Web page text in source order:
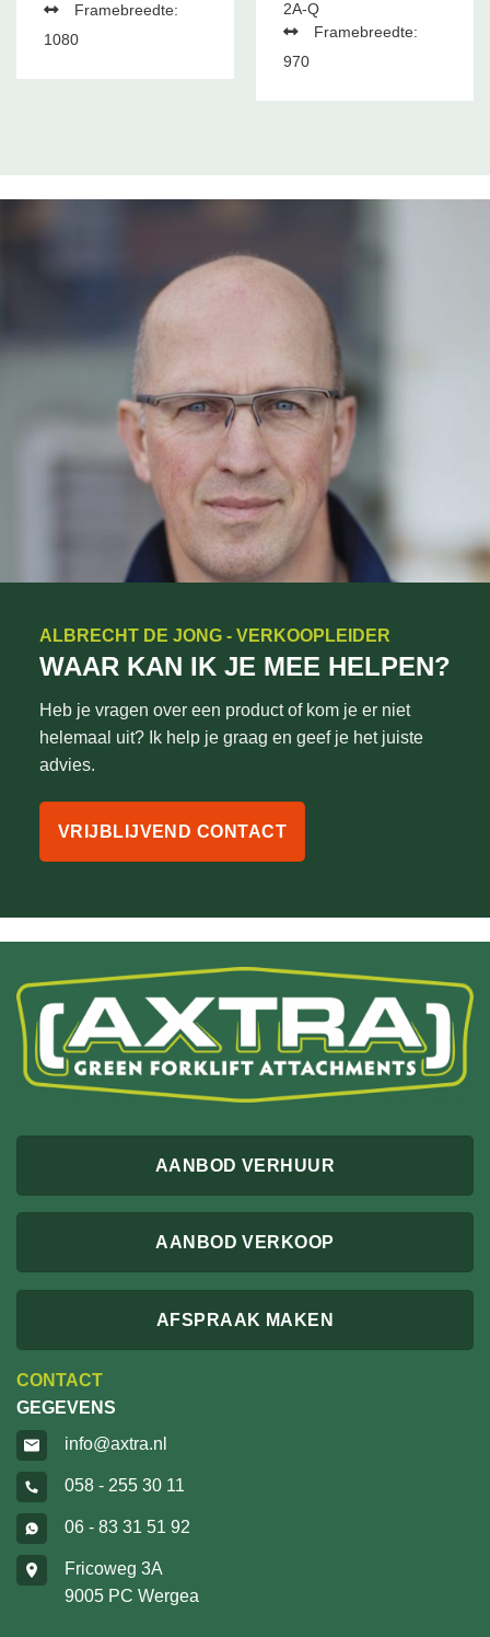
Framebreedte:
1080
2A-Q
Framebreedte:
970
ALBRECHT DE JONG - VERKOOPLEIDER
WAAR KAN IK JE MEE HELPEN?
Heb je vragen over een product of kom je er niet
helemaal uit? Ik help je graag en geef je het juiste
advies.
VRIJBLIJVEND CONTACT
AANBOD VERHUUR
AANBOD VERKOOP
AFSPRAAK MAKEN
CONTACT
GEGEVENS
info@axtra.nl
058 - 255 30 11
06 - 83 31 51 92
Fricoweg 3A
9005 PC Wergea